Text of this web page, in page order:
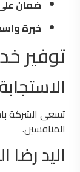
ضمان
خبرة
توفير
تسعى الشركة
المنافسين.
اليد رضا